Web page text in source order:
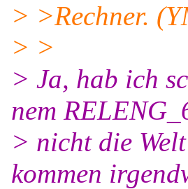
> >Rechner.
> >
> Ja, hab ich
nem
> nicht die
kommen